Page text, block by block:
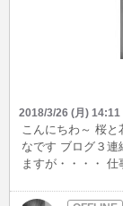
2018/3/26 (月) 14:11
こんにちわ～ 桜
なです ブログ３
ますが・・・・
ない （布団） そ